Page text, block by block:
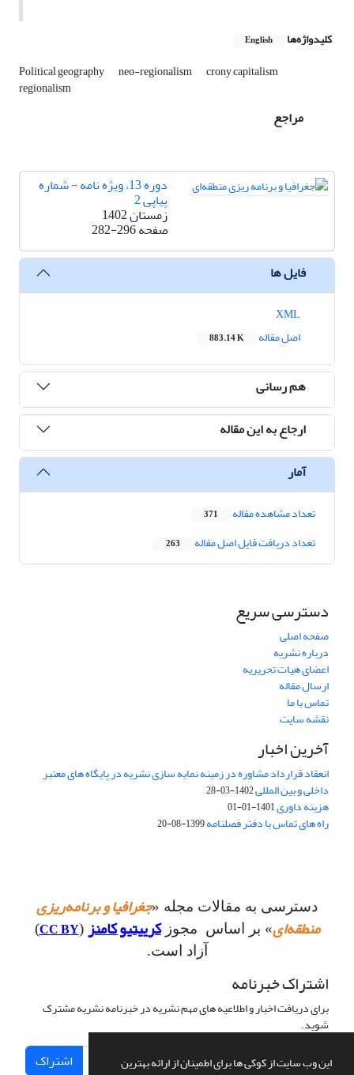
این وب سایت از کوکی ها برای اطمینان از ارائه بهترین
کلیدواژه‌ها English
Political geography neo-regionalism crony capitalism
regionalism
مراجع
دوره 13، ویژه نامه - شماره
پیاپی 2
زمستان 1402
صفحه282-296
فایل ها
اصل مقاله
883.14 K
هم رسانی
ارجاع به این مقاله
آمار
تعداد مشاهده مقاله 371
تعداد دریافت فایل اصل مقاله 263
دسترسی سریع
صفحه اصلی
درباره نشریه
اعضای هیات تحریریه
ارسال مقاله
تماس با ما
نقشه سایت
آخرین اخبار
انعقاد قرارداد مشاوره در زمینه نمایه سازی نشریه در پایگاه های معتبر
داخلی و بین المللی1402-03-28
هزینه داوری1401-01-01
راه های تماس با دفتر فصلنامه1399-08-20
دسترسی به مقالات مجله «جغرافیا و برنامه‌ریزی
منطقه‌ای» بر اساس مجوزکرییتیو کامنز (
CC BY
)
آزاد است.
اشتراک خبرنامه
برای دریافت اخبار و اطلاعیه های مهم نشریه در خبرنامه نشریه مشترک
شوید.
اشتراک